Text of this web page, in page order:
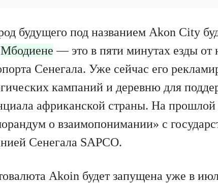
будущего под названием Akon City
Мбодиене — это в пяти минутах езды от
Сенегала. Уже сейчас его
кампаний и деревню для
африканской страны. На
о взаимопонимании» с
Сенегала SAPCO.
Akoin будет запущена уже в